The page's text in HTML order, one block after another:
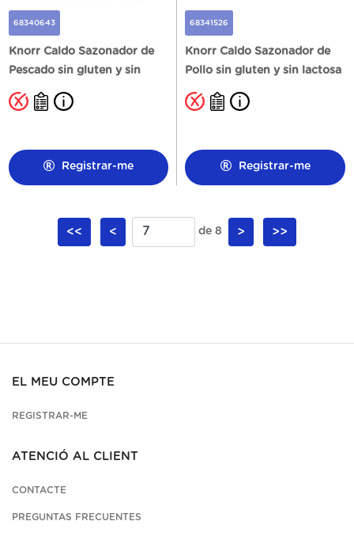
68340643
Knorr Caldo Sazonador de
Pescado sin gluten y sin
Registrar-me
68341526
Knorr Caldo Sazonador de
Pollo sin gluten y sin lactosa
Registrar-me
<< < de 8 > >>
EL MEU COMPTE
REGISTRAR-ME
ATENCIÓ AL CLIENT
CONTACTE
PREGUNTAS FRECUENTES